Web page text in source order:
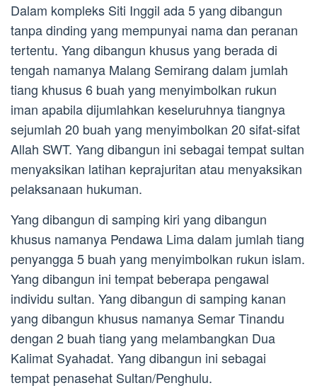
Dalam kompleks Siti Inggil ada 5 yang dibangun
tanpa dinding yang mempunyai nama dan peranan
tertentu. Yang dibangun khusus yang berada di
tengah namanya Malang Semirang dalam jumlah
tiang khusus 6 buah yang menyimbolkan rukun
iman apabila dijumlahkan keseluruhnya tiangnya
sejumlah 20 buah yang menyimbolkan 20 sifat-sifat
Allah SWT. Yang dibangun ini sebagai tempat sultan
menyaksikan latihan keprajuritan atau menyaksikan
pelaksanaan hukuman.
Yang dibangun di samping kiri yang dibangun
khusus namanya Pendawa Lima dalam jumlah tiang
penyangga 5 buah yang menyimbolkan rukun islam.
Yang dibangun ini tempat beberapa pengawal
individu sultan. Yang dibangun di samping kanan
yang dibangun khusus namanya Semar Tinandu
dengan 2 buah tiang yang melambangkan Dua
Kalimat Syahadat. Yang dibangun ini sebagai
tempat penasehat Sultan/Penghulu.